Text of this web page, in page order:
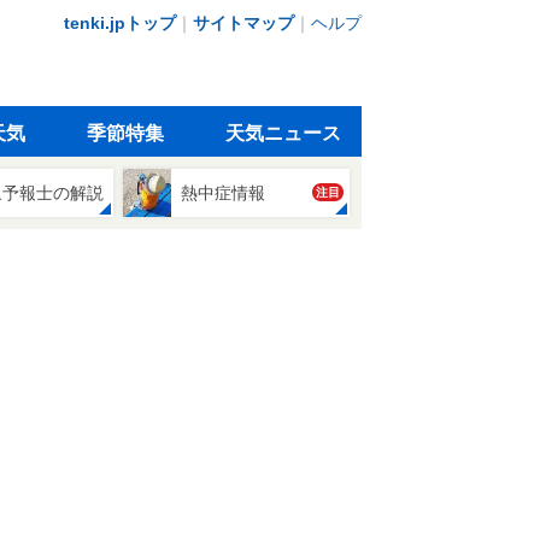
tenki.jpトップ｜ サイトマップ｜ ヘルプ
気 季節特集 天気ニュース
報士の解説 熱中症情報 注目